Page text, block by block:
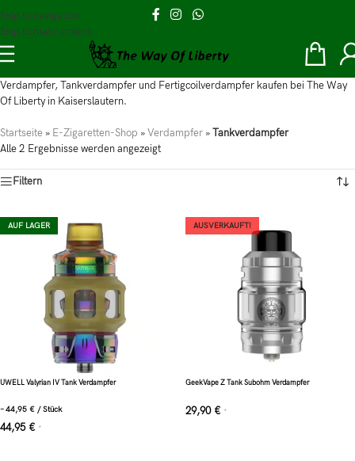
Skip to navigation
Skip to main content
Verdampfer, Tankverdampfer und Fertigcoilverdampfer kaufen bei The Way
Of Liberty in Kaiserslautern.
Startseite » E-Zigaretten-Shop »Verdampfer »Tankverdampfer
Alle 2 Ergebnisse werden angezeigt
Filtern
AUF LAGER
UWELL Valyrian IV Tank Verdampfer
–44,95 € /Stück
44,95 € *
AUSVERKAUFT!
GeekVape Z Tank Subohm Verdampfer
29,90 € *